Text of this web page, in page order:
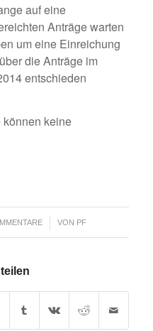
auf eine
Anträge warten
um eine Einreichung
die Anträge im
entschieden
keine
/ VON PF